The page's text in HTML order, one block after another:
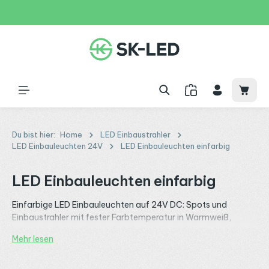
Du bist hier: Home
LED Einbaustrahler
LED Einbauleuchten 24V
LED Einbauleuchten einfarbig
LED Einbauleuchten einfarbig
Einfarbige LED Einbauleuchten auf 24V DC: Spots und
Einbaustrahler mit fester Farbtemperatur in Warmweiß,
deine24V LED Streifen
Mehr lesen